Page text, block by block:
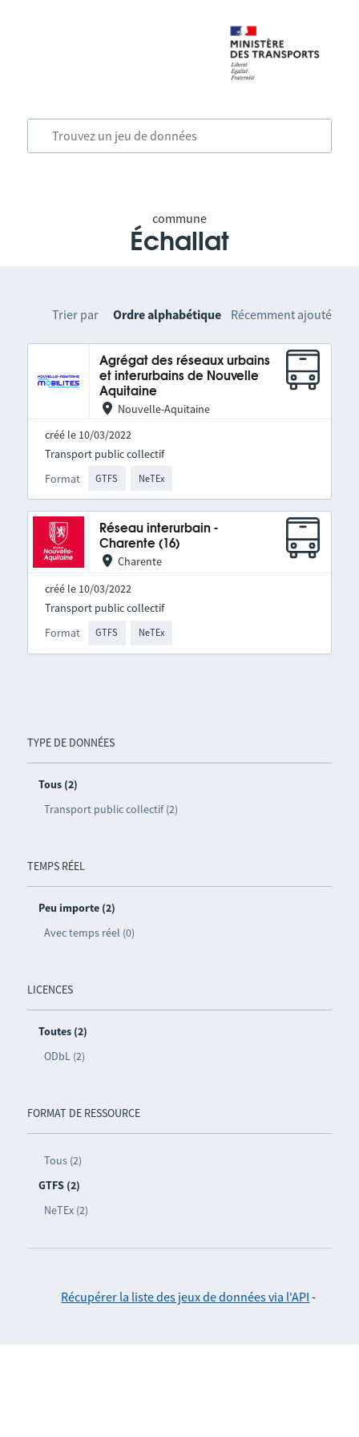
commune
Échallat
TYPE DE DONNÉES
Tous (2)
Transport public collectif (2)
TEMPS RÉEL
Peu importe (2)
Avec temps réel (0)
LICENCES
Toutes (2)
ODbL (2)
FORMAT DE RESSOURCE
Tous (2)
GTFS (2)
NeTEx (2)
Trier par Ordre alphabétique Récemment ajouté
Agrégat des réseaux urbains
et interurbains de Nouvelle
Aquitaine
Nouvelle-Aquitaine
créé le 10/03/2022
Format GTFS NeTEx
Transport public collectif
Réseau interurbain -
Charente (16)
Charente
créé le 10/03/2022
Format GTFS NeTEx
Transport public collectif
Récupérer la liste des jeux de données via l'API -